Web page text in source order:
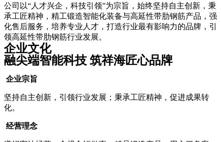
公司以“人才兴企，科技引领”为宗旨，始终坚持自主创新，秉
承工匠精神，精工锻造智能化装备与高延性带肋钢筋产品，强
化售后服务，培养专业人才，打造行业最有影响力的品牌，引
领高延性带肋钢筋行业发展。
企业文化
融尖端智能科技 筑祥海匠心品牌
企业宗旨
坚持自主创新，引领行业发展；秉承工匠精神，促进成果转
化。
经营理念